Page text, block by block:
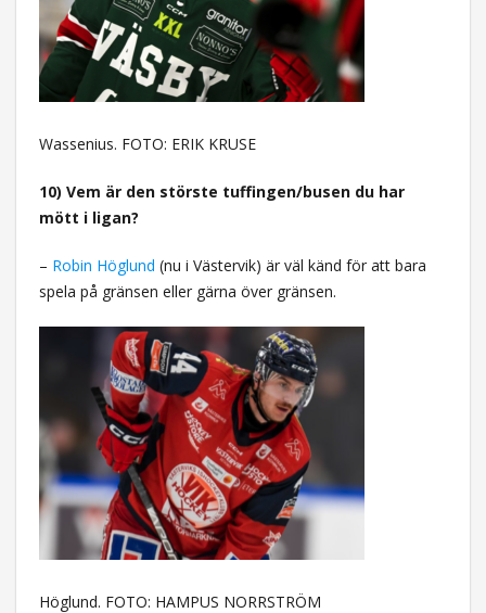
Wassenius. FOTO: ERIK KRUSE
10) Vem är den störste tuffingen/busen du har
mött i ligan?
– Robin Höglund (nu i Västervik) är väl känd för att bara
spela på gränsen eller gärna över gränsen.
Höglund. FOTO: HAMPUS NORRSTRÖM